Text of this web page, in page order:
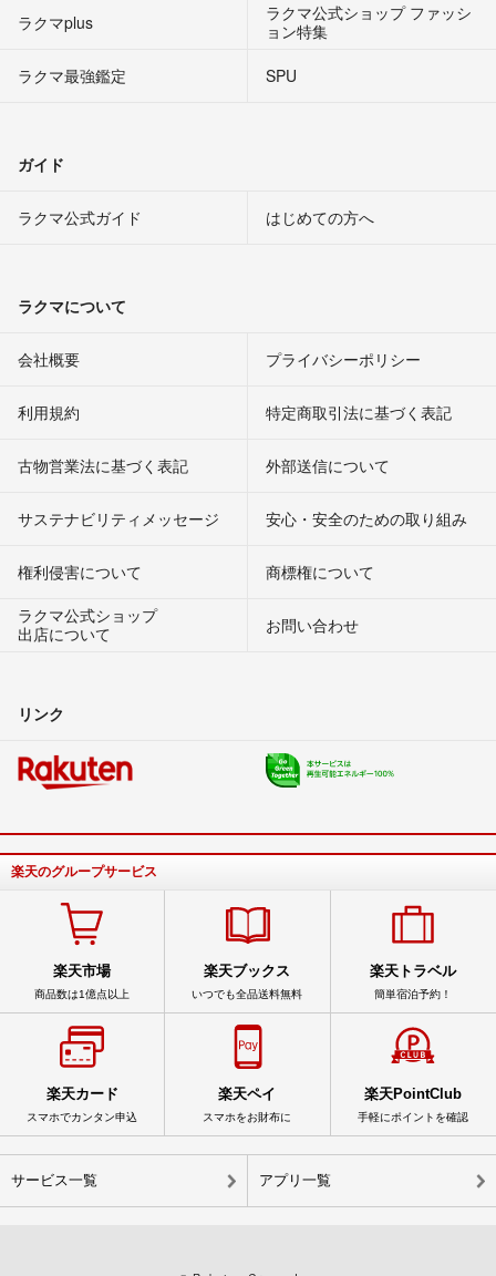
ラクマplus
ラクマ公式ショップ ファッシ
ョン特集
ラクマ最強鑑定
SPU
ガイド
ラクマ公式ガイド はじめての方へ
ラクマについて
会社概要 プライバシーポリシー
利用規約 特定商取引法に基づく表記
古物営業法に基づく表記 外部送信について
サステナビリティメッセージ 安心・安全のための取り組み
権利侵害について
商標権について
ラクマ公式ショップ
出店について
お問い合わせ
リンク
楽天のグループサービス
楽天市場
商品数は1億点以上
楽天ブックス
いつでも全品送料無料
楽天トラベル
簡単宿泊予約！
楽天カード
スマホでカンタン申込
楽天ペイ
スマホをお財布に
楽天PointClub
手軽にポイントを確認
サービス一覧 アプリ一覧